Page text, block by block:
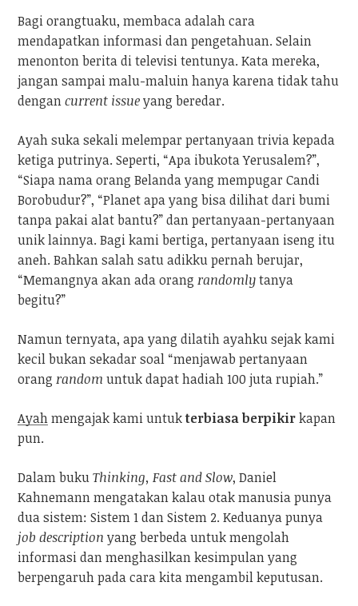
Bagi orangtuaku, membaca adalah cara
mendapatkan informasi dan pengetahuan. Selain
menonton berita di televisi tentunya. Kata mereka,
jangan sampai malu-maluin hanya karena tidak tahu
dengancurrent issueyang beredar.
Ayah suka sekali melempar pertanyaan trivia kepada
ketiga putrinya. Seperti, “Apa ibukota Yerusalem?”,
“Siapa nama orang Belanda yang mempugar Candi
Borobudur?”, “Planet apa yang bisa dilihat dari bumi
tanpa pakai alat bantu?” dan pertanyaan-pertanyaan
unik lainnya. Bagi kami bertiga, pertanyaan iseng itu
aneh. Bahkan salah satu adikku pernah berujar,
“Memangnya akan ada orangrandomlytanya
begitu?”
Namun ternyata, apa yang dilatih ayahku sejak kami
kecil bukan sekadar soal “menjawab pertanyaan
orangrandom untuk dapat hadiah 100 juta rupiah.”
Ayahmengajak kami untukterbiasa berpikirkapan
pun.
Dalam bukuThinking, Fast and Slow, Daniel
Kahnemann mengatakan kalau otak manusia punya
dua sistem: Sistem 1 dan Sistem 2. Keduanya punya
job description yang berbeda untuk mengolah
informasi dan menghasilkan kesimpulan yang
berpengaruh pada cara kita mengambil keputusan.